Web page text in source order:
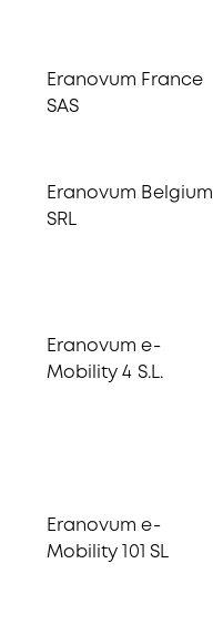
Eranovum France
SAS
Eranovum Belgium
SRL
Eranovum e-
Mobility 4 S.L.
Eranovum e-
Mobility 101 SL